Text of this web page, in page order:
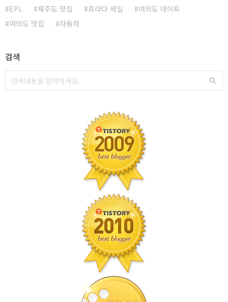
EPL
제주도 맛집 프라다 세일
여의도 데이트
여의도 맛집
자동차
검색